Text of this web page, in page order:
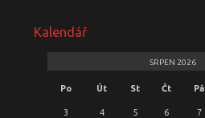
Kalendář
SRPEN 2026
Po Út St Čt Pá
3
4 5 6 7